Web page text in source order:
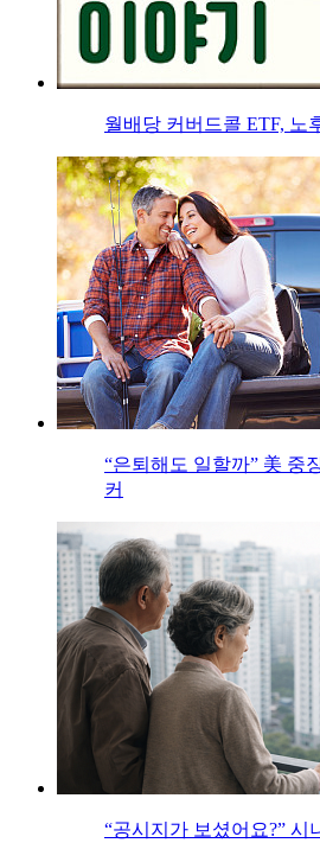
월배당 커버드콜 ETF, 노
“은퇴해도 일할까” 美 중
커
“공시지가 보셨어요?” 시